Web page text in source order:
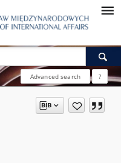
Advanced search ?